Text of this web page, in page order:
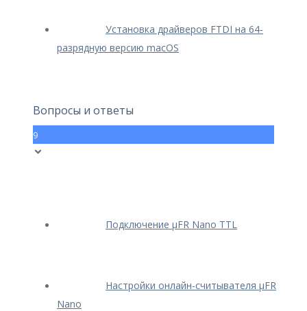
Установка драйверов FTDI на 64-
разрядную версию macOS
Вопросы и ответы
9
Подключение μFR Nano TTL
Настройки онлайн-считывателя μFR
Nano